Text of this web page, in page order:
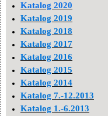
Katalog 2020
Katalog 2019
Katalog 2018
Katalog 2017
Katalog 2016
Katalog 2015
Katalog 2014
Katalog 7.-12.2013
Katalog 1.-6.2013